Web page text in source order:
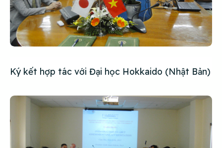
Ký kết hợp tác với Đại học Hokkaido (Nhật Bản)